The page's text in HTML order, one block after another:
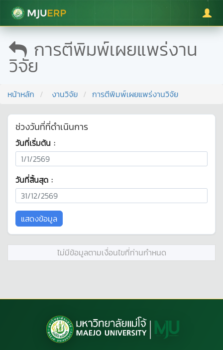
มหาวิทยาลัยแม่โจ้
การตีพิมพ์เผยแพร่งาน
วิจัย
หน้าหลัก งานวิจัย การตีพิมพ์เผยแพร่งานวิจัย
ช่วงวันที่ที่ดำเนินการ
วันที่เริ่มต้น :
วันที่สิ้นสุด :
ไม่มีข้อมูลตามเงื่อนไขที่ท่านกำหนด